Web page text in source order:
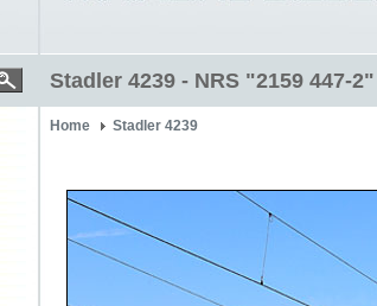
Stadler 4239 - NRS "2159 447-2"
Home Stadler 4239